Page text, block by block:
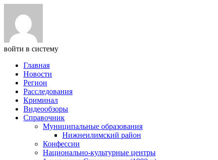
войти в систему
Главная
Новости
Регион
Расследования
Криминал
Видеообзоры
Справочник
Муниципальные образования
Нижнеилимский район
Конфессии
Национально-культурные центры